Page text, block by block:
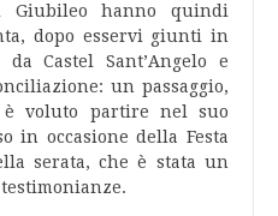
Giubileo hanno quindi
dopo esservi giunti in
Castel Sant’Angelo e
un passaggio,
voluto partire nel suo
in occasione della Festa
serata, che è stata un